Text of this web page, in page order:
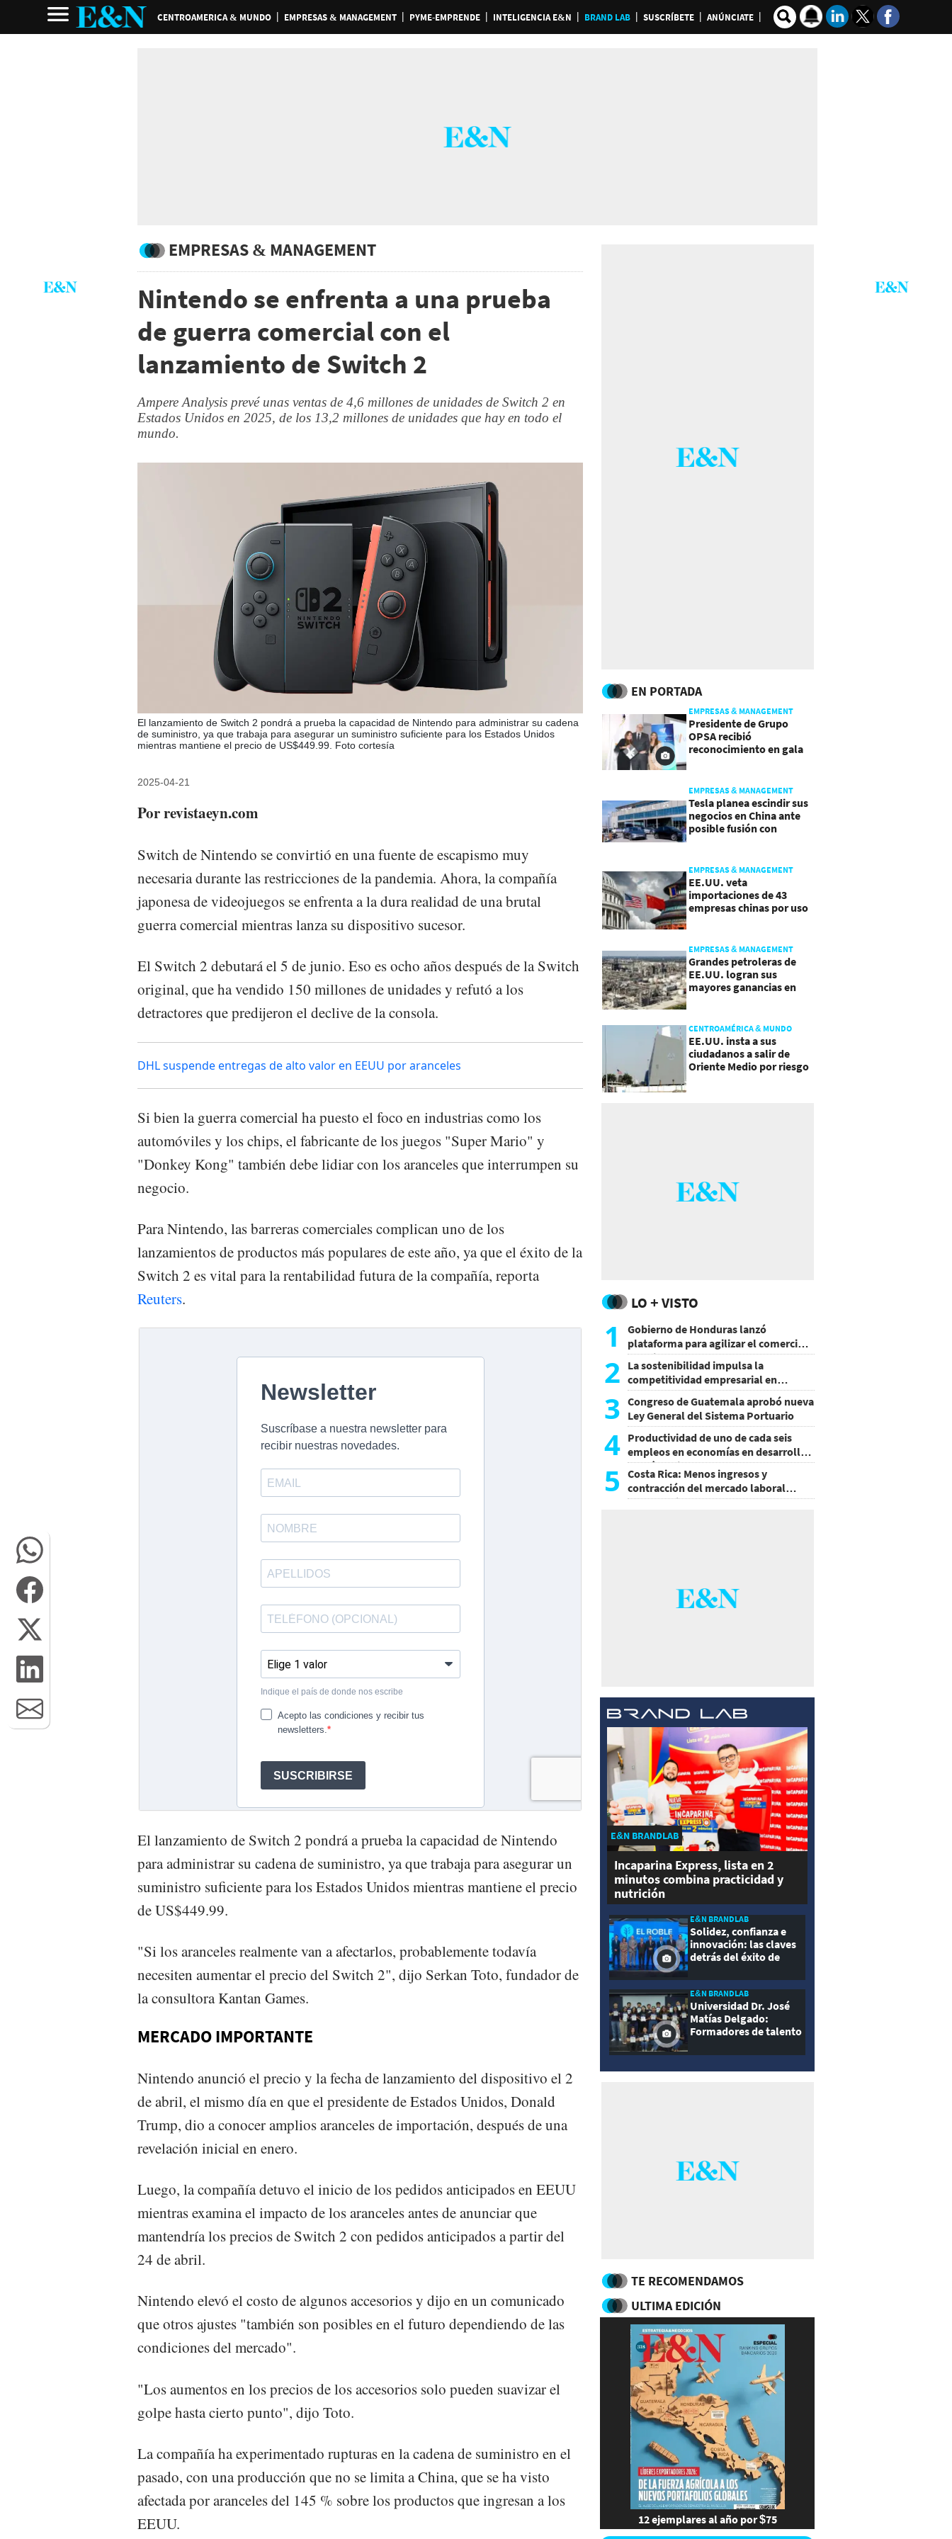
CENTROAMERICA & MUNDO EMPRESAS & MANAGEMENT PYME-EMPRENDE INTELIGENCIA E&N BRAND LAB SUSCRÍBETE ANÚNCIATE
EMPRESAS & MANAGEMENT
Nintendo se enfrenta a una prueba
de guerra comercial con el
lanzamiento de Switch 2
Ampere Analysis prevé unas ventas de 4,6 millones de unidades de Switch 2 en
Estados Unidos en 2025, de los 13,2 millones de unidades que hay en todo el
mundo.
El lanzamiento de Switch 2 pondrá a prueba la capacidad de Nintendo para administrar su cadena
de suministro, ya que trabaja para asegurar un suministro suficiente para los Estados Unidos
mientras mantiene el precio de US$449.99. Foto cortesía
2025-04-21
Por revistaeyn.com
Switch de Nintendo se convirtió en una fuente de escapismo muy
necesaria durante las restricciones de la pandemia. Ahora, la compañía
japonesa de videojuegos se enfrenta a la dura realidad de una brutal
guerra comercial mientras lanza su dispositivo sucesor.
El Switch 2 debutará el 5 de junio. Eso es ocho años después de la Switch
original, que ha vendido 150 millones de unidades y refutó a los
detractores que predijeron el declive de la consola.
DHL suspende entregas de alto valor en EEUU por aranceles
Si bien la guerra comercial ha puesto el foco en industrias como los
automóviles y los chips, el fabricante de los juegos "Super Mario" y
"Donkey Kong" también debe lidiar con los aranceles que interrumpen su
negocio.
Para Nintendo, las barreras comerciales complican uno de los
lanzamientos de productos más populares de este año, ya que el éxito de la
Switch 2 es vital para la rentabilidad futura de la compañía, reporta
Reuters.
El lanzamiento de Switch 2 pondrá a prueba la capacidad de Nintendo
para administrar su cadena de suministro, ya que trabaja para asegurar un
suministro suficiente para los Estados Unidos mientras mantiene el precio
de US$449.99.
"Si los aranceles realmente van a afectarlos, probablemente todavía
necesiten aumentar el precio del Switch 2", dijo Serkan Toto, fundador de
la consultora Kantan Games.
MERCADO IMPORTANTE
Nintendo anunció el precio y la fecha de lanzamiento del dispositivo el 2
de abril, el mismo día en que el presidente de Estados Unidos, Donald
Trump, dio a conocer amplios aranceles de importación, después de una
revelación inicial en enero.
Luego, la compañía detuvo el inicio de los pedidos anticipados en EEUU
mientras examina el impacto de los aranceles antes de anunciar que
mantendría los precios de Switch 2 con pedidos anticipados a partir del
24 de abril.
Nintendo elevó el costo de algunos accesorios y dijo en un comunicado
que otros ajustes "también son posibles en el futuro dependiendo de las
condiciones del mercado".
"Los aumentos en los precios de los accesorios solo pueden suavizar el
golpe hasta cierto punto", dijo Toto.
La compañía ha experimentado rupturas en la cadena de suministro en el
pasado, con una producción que no se limita a China, que se ha visto
afectada por aranceles del 145 % sobre los productos que ingresan a los
EEUU.
EN PORTADA
EMPRESAS & MANAGEMENT
Presidente de Grupo
OPSA recibió
reconocimiento en gala
EMPRESAS & MANAGEMENT
Tesla planea escindir sus
negocios en China ante
posible fusión con
EMPRESAS & MANAGEMENT
EE.UU. veta
importaciones de 43
empresas chinas por uso
EMPRESAS & MANAGEMENT
Grandes petroleras de
EE.UU. logran sus
mayores ganancias en
CENTROAMÉRICA & MUNDO
EE.UU. insta a sus
ciudadanos a salir de
Oriente Medio por riesgo
LO + VISTO
1
Gobierno de Honduras lanzó
plataforma para agilizar el comercio
exterior
2 La sostenibilidad impulsa la
competitividad empresarial en
Guatemala
3 Congreso de Guatemala aprobó nueva
Ley General del Sistema Portuario
4 Productividad de uno de cada seis
empleos en economías en desarrollo
podría mejorar por la IA
5
Costa Rica: Menos ingresos y
contracción del mercado laboral
causan baja del consumo
E&N BRANDLAB
Incaparina Express, lista en 2
minutos combina practicidad y
nutrición
E&N BRANDLAB
Solidez, confianza e
innovación: las claves
detrás del éxito de
E&N BRANDLAB
Universidad Dr. José
Matías Delgado:
Formadores de talento
TE RECOMENDAMOS
ULTIMA EDICIÓN
12 ejemplares al año por $75